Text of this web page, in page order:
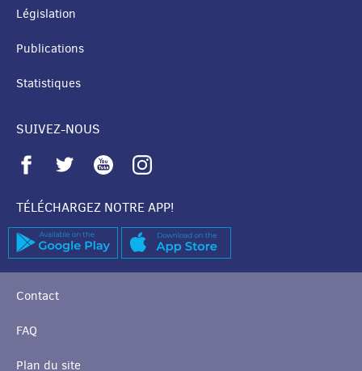
Législation
Publications
Statistiques
SUIVEZ-NOUS
TÉLÉCHARGEZ NOTRE APP!
Contact
FAQ
Plan du site